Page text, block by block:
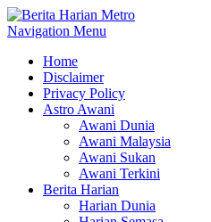
Navigation Menu
Home
Disclaimer
Privacy Policy
Astro Awani
Awani Dunia
Awani Malaysia
Awani Sukan
Awani Terkini
Berita Harian
Harian Dunia